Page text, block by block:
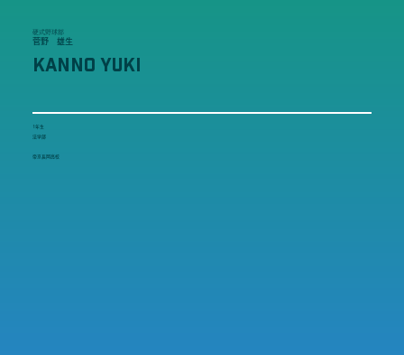
硬式野球部
菅野 雄生
KANNO YUKI
1年生
法学部
帝京長岡高校